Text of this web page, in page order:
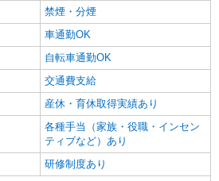
禁煙・分煙
車通勤OK
自転車通勤OK
交通費支給
産休・育休取得実績あり
各種手当（家族・役職・インセン
ティブなど）あり
研修制度あり